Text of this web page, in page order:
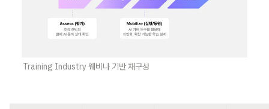
Training Industry 웨비나 기반 재구성